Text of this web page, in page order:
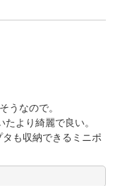
うなので。
より綺麗で良い。
も収納できるミニポ